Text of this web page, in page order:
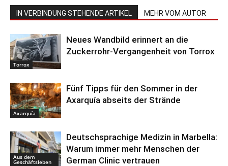
IN VERBINDUNG STEHENDE ARTIKEL MEHR VOM AUTOR
Torrox
Neues Wandbild erinnert an die
Zuckerrohr-Vergangenheit von Torrox
Axarquía
Fünf Tipps für den Sommer in der
Axarquía abseits der Strände
Aus dem
Geschäftsleben
Deutschsprachige Medizin in Marbella:
Warum immer mehr Menschen der
German Clinic vertrauen